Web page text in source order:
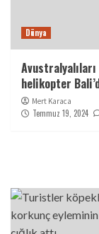
Dünya
Avustralyalıları
helikopter
Mert Karaca
Temmuz 19, 2024